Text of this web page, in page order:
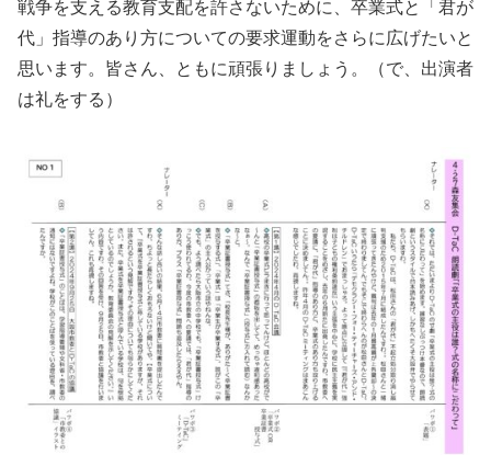
戦争を支える教育支配を許さないために、卒業式と「君が
代」指導のあり方についての要求運動をさらに広げたいと
思います。皆さん、ともに頑張りましょう。（で、出演者
は礼をする）